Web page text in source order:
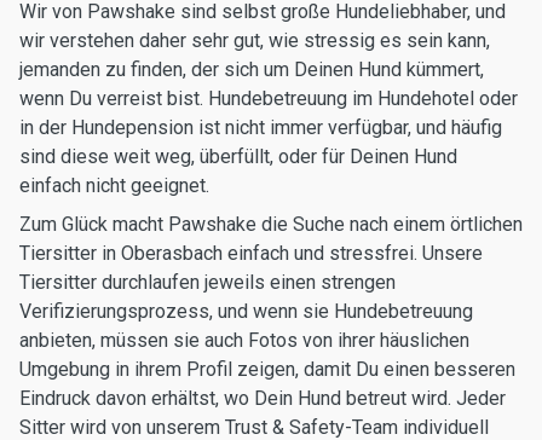
Wir von Pawshake sind selbst große Hundeliebhaber, und
wir verstehen daher sehr gut, wie stressig es sein kann,
jemanden zu finden, der sich um Deinen Hund kümmert,
wenn Du verreist bist. Hundebetreuung im Hundehotel oder
in der Hundepension ist nicht immer verfügbar, und häufig
sind diese weit weg, überfüllt, oder für Deinen Hund
einfach nicht geeignet.
Zum Glück macht Pawshake die Suche nach einem örtlichen
Tiersitter in Oberasbach einfach und stressfrei. Unsere
Tiersitter durchlaufen jeweils einen strengen
Verifizierungsprozess, und wenn sie Hundebetreuung
anbieten, müssen sie auch Fotos von ihrer häuslichen
Umgebung in ihrem Profil zeigen, damit Du einen besseren
Eindruck davon erhältst, wo Dein Hund betreut wird. Jeder
Sitter wird von unserem Trust & Safety-Team individuell